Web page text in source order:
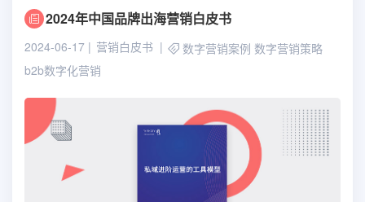
2024年中国品牌出海营销白皮书
2024-06-17 营销白皮书 数字营销案例 数字营销策略
b2b数字化营销